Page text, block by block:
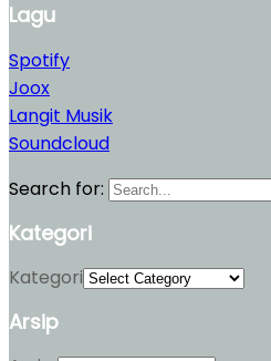
Lagu
Spotify
Joox
Langit Musik
Soundcloud
Search for:
Kategori
Kategori
Arsip